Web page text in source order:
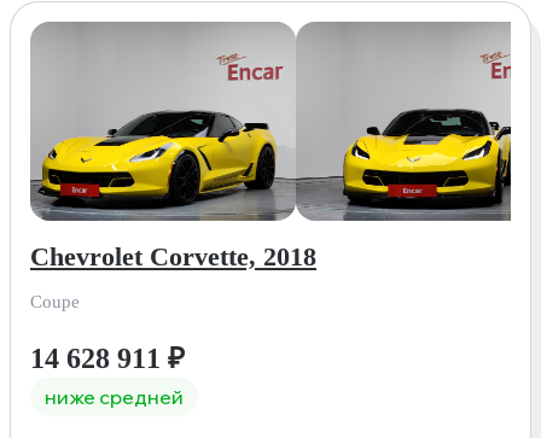
Chevrolet Corvette, 2018
Coupe
14 628 911 ₽
ниже средней